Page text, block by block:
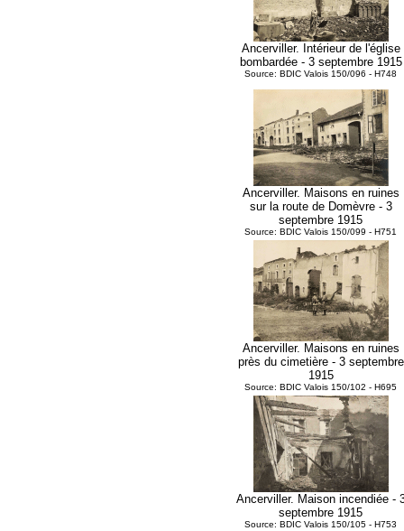
Ancerviller. Intérieur de l'église
bombardée - 3 septembre 1915
Source: BDIC Valois 150/096 - H748
Ancerviller. Maisons en ruines
sur la route de Domèvre - 3
septembre 1915
Source: BDIC Valois 150/099 - H751
Ancerviller. Maisons en ruines
près du cimetière - 3 septembre
1915
Source: BDIC Valois 150/102 - H695
Ancerviller. Maison incendiée -
septembre 1915
Source: BDIC Valois 150/105 - H753